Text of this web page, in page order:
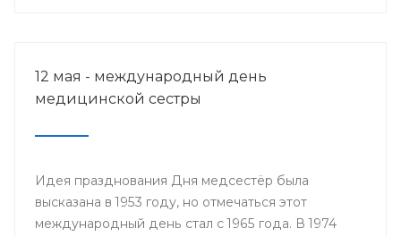
12 мая - международный день
медицинской сестры
Идея празднования Дня медсестёр была
высказана в 1953 году, но отмечаться этот
международный день стал с 1965 года. В 1974